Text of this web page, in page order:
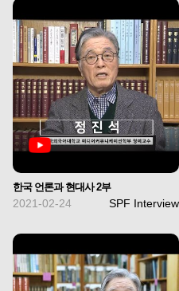
한국 언론과 현대사 2부
2021-02-24 SPF Interview